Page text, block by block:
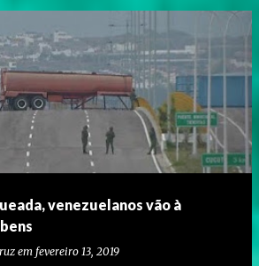
venezuelanos vão à
em fevereiro 13, 2019